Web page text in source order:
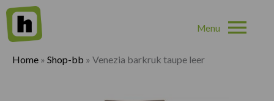
Home » Shop-bb » Venezia barkruk taupe leer